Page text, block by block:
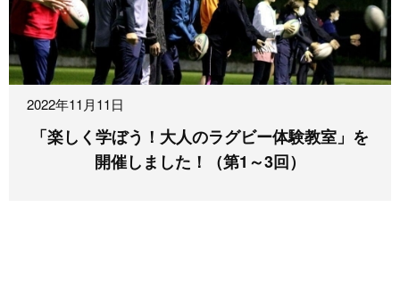
2022年11月11日
「楽しく学ぼう！大人のラグビー体験教室」を
開催しました！（第1～3回）